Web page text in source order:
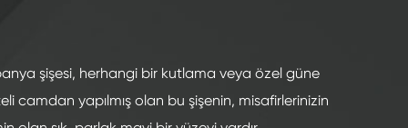
şişesi, herhangi bir kutlama veya özel güne
camdan yapılmış olan bu şişenin, misafirlerinizin